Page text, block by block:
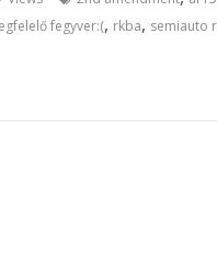
fegyver:(, rkba, semiauto